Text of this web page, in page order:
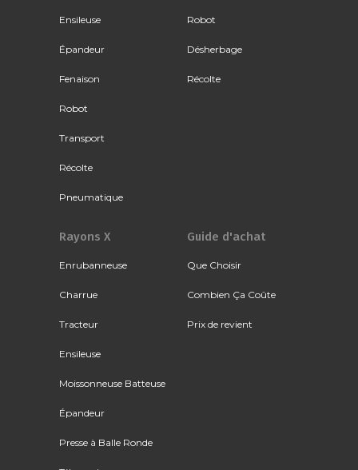
Ensileuse
Épandeur
Fenaison
Robot
Transport
Récolte
Pneumatique
Robot
Désherbage
Récolte
Rayons X
Enrubanneuse
Charrue
Tracteur
Ensileuse
Moissonneuse Batteuse
Épandeur
Presse à Balle Ronde
Guide d'achat
Que Choisir
Combien Ça Coûte
Prix de revient